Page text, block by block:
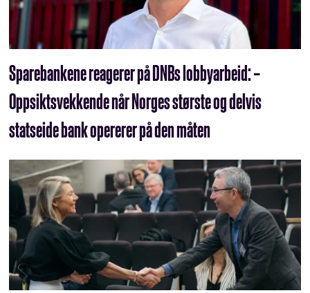
Sparebankene reagerer på DNBs lobbyarbeid: –
Oppsiktsvekkende når Norges største og delvis
statseide bank opererer på den måten